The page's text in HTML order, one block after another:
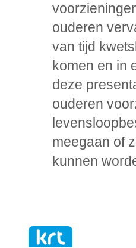
ouderen
van tijd
komen en in
deze
ouderen
meegaan of
kunnen